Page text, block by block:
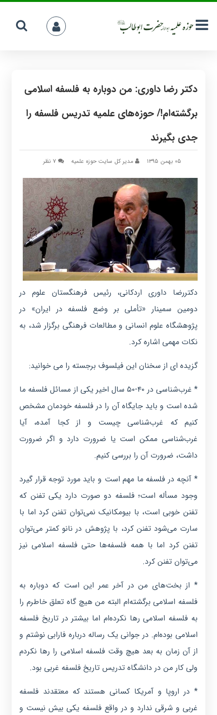
دکتر رضا داوری: من دوباره به فلسفه اسلامی
برگشته‌ام!/ حوزه‌های علمیه تدریس فلسفه را
جدی بگیرند
مدیر کل سایت حوزه علمیه
دکتررضا داوری اردکانی، رئیس فرهنگستان علوم در
دومین سمینار «تأملی بر وضع فلسفه در ایران» در
پژوهشگاه علوم انسانی و مطالعات فرهنگی برگزار شد، به
نکات مهمی اشاره کرد.
گزیده ای از سخنان این فیلسوف برجسته را می خوانید:
* غرب‌شناسی در ۴۰-۵۰ سال اخیر یکی از مسائل فلسفه ما
شده است و باید جایگاه آن را در فلسفه خودمان مشخص
کنیم که غرب‌شناسی چیست و از کجا آمده، آیا
غرب‌شناسی ممکن است یا ضرورت دارد و اگر ضرورت
داشت، ضرورت آن را بررسی کنیم.
* آنچه در فلسفه ما مهم است و باید مورد توجه قرار گیرد
وجود مسأله است؛ فلسفه دو صورت دارد یکی تفنن که
تفنن خوبی است، با بیومکانیک نمی‌توان تفنن کرد اما با
سارت می‌شود تفنن کرد، با پژوهش در نانو کمتر می‌توان
تفنن کرد اما با همه فلسفه‌ها حتی فلسفه اسلامی نیز
می‌توان تفنن کرد.
* از بخت‌های من در آخر عمر این است که دوباره به
فلسفه اسلامی برگشته‌ام البته من هیچ گاه تعلق خاطرم را
به فلسفه اسلامی رها نکرده‌ام اما بیشتر در تاریخ فلسفه
اسلامی بوده‌ام. در جوانی یک رساله درباره فارابی نوشتم و
از آن زمان به بعد هیچ وقت فلسفه اسلامی را رها نکردم
ولی کار من در دانشگاه تدریس تاریخ فلسفه غربی بود.
* در اروپا و آمریکا کسانی هستند که معتقدند فلسفه
غربی و شرقی ندارد و در واقع فلسفه یکی بیش نیست و